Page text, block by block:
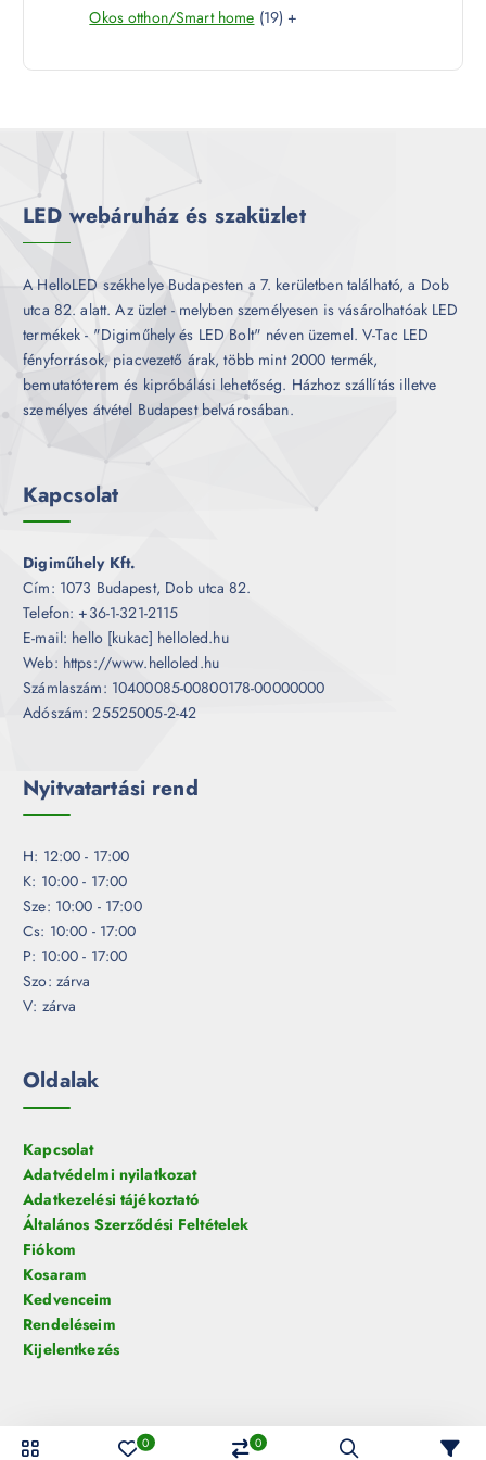
r
é
t
r
Okos otthon/Smart home 191
t
+
LED webáruház és szaküzlet
A HelloLED székhelye Budapesten a 7. kerületben található, a Dob
utca 82. alatt. Az üzlet - melyben személyesen is vásárolhatóak LED
termékek - "Digiműhely és LED Bolt" néven üzemel. V-Tac LED
fényforrások, piacvezető árak, több mint 2000 termék,
bemutatóterem és kipróbálási lehetőség. Házhoz szállítás illetve
személyes átvétel Budapest belvárosában.
Kapcsolat
Digiműhely Kft.
Cím: 1073 Budapest, Dob utca 82.
Telefon: +36-1-321-2115
E-mail: hello [kukac] helloled.hu
Web: https://www.helloled.hu
Számlaszám: 10400085-00800178-00000000
Adószám: 25525005-2-42
Nyitvatartási rend
H: 12:00 - 17:00
K: 10:00 - 17:00
Sze: 10:00 - 17:00
Cs: 10:00 - 17:00
P: 10:00 - 17:00
Szo: zárva
V: zárva
Oldalak
Kapcsolat
Adatvédelmi nyilatkozat
Adatkezelési tájékoztató
Általános Szerződési Feltételek
Fiókom
Kosaram
Kedvenceim
Rendeléseim
Kijelentkezés
0 0